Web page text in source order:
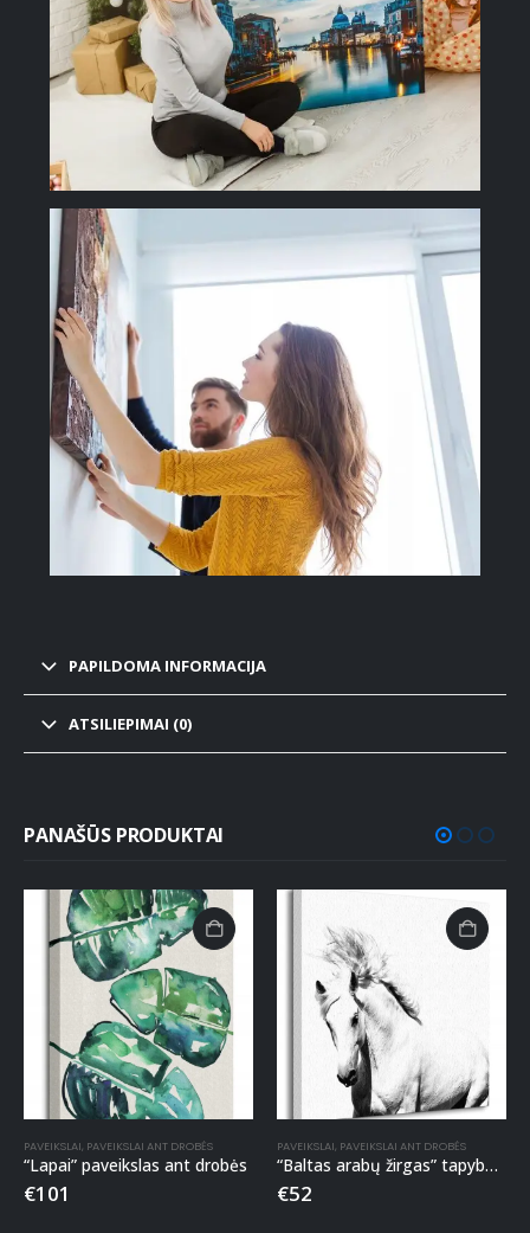
PAPILDOMA INFORMACIJA
ATSILIEPIMAI (0)
PANAŠŪS PRODUKTAI
PAVEIKSLAI, PAVEIKSLAI ANT DROBĖS
“Lapai” paveikslas ant drobės
€101
PAVEIKSLAI, PAVEIKSLAI ANT DROBĖS
“Baltas arabų žirgas” tapyba ant drobės
€52